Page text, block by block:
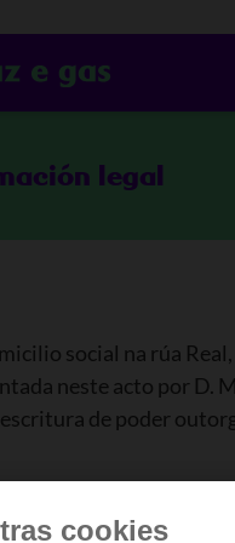
legal
social na rúa
neste acto por D.
de poder
contacto connosco
cookies